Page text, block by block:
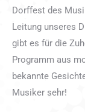
Dorffest des
Leitung unseres
gibt es für die
Programm aus
bekannte
Musiker sehr!